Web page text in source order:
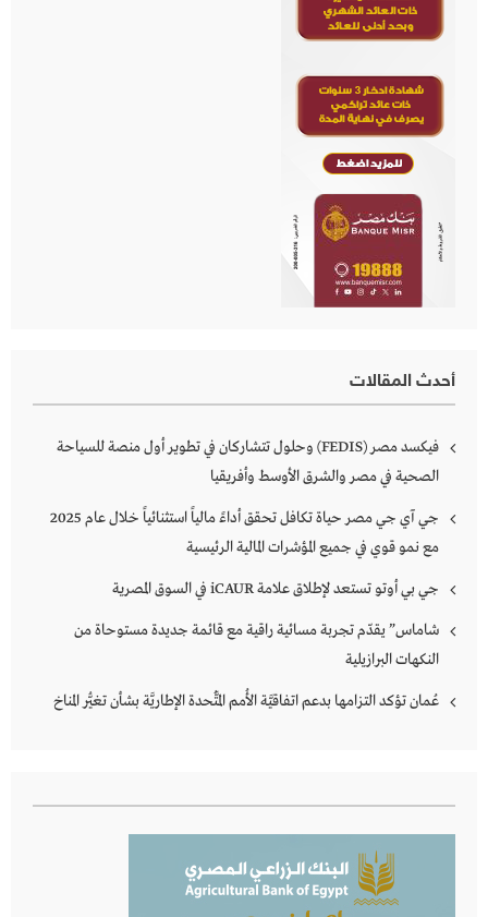
أحدث المقالات
فيكسد مصر (FEDIS) وحلول تتشاركان في تطوير أول منصة للسياحة
الصحية في مصر والشرق الأوسط وأفريقيا
جي آي جي مصر حياة تكافل تحقق أداءً مالياً استثنائياً خلال عام 2025
مع نمو قوي في جميع المؤشرات المالية الرئيسية
جي بي أوتو تستعد لإطلاق علامة iCAUR في السوق المصرية
شاماس” يقدّم تجربة مسائية راقية مع قائمة جديدة مستوحاة من
النكهات البرازيلية
عُمان تؤكد التزامها بدعم اتفاقيَّة الأُمم المُتَّحدة الإطاريَّة بشأن تغيُّر المناخ